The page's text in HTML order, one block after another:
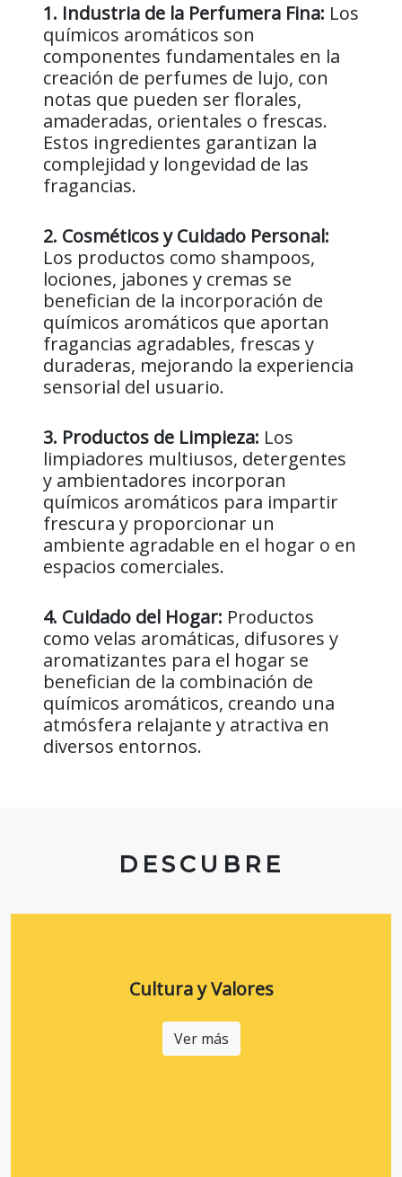
1. Industria de la Perfumera Fina: Los
químicos aromáticos son
componentes fundamentales en la
creación de perfumes de lujo, con
notas que pueden ser florales,
amaderadas, orientales o frescas.
Estos ingredientes garantizan la
complejidad y longevidad de las
fragancias.
2. Cosméticos y Cuidado Personal:
Los productos como shampoos,
lociones, jabones y cremas se
benefician de la incorporación de
químicos aromáticos que aportan
fragancias agradables, frescas y
duraderas, mejorando la experiencia
sensorial del usuario.
3. Productos de Limpieza: Los
limpiadores multiusos, detergentes
y ambientadores incorporan
químicos aromáticos para impartir
frescura y proporcionar un
ambiente agradable en el hogar o en
espacios comerciales.
4. Cuidado del Hogar: Productos
como velas aromáticas, difusores y
aromatizantes para el hogar se
benefician de la combinación de
químicos aromáticos, creando una
atmósfera relajante y atractiva en
diversos entornos.
DESCUBRE
Cultura y Valores
Ver más